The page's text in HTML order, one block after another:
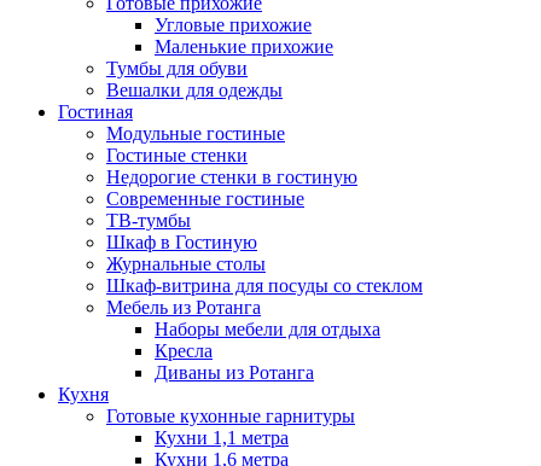
Угловые прихожие
Маленькие прихожие
Тумбы для обуви
Вешалки для одежды
Гостиная
Модульные гостиные
Гостиные стенки
Недорогие стенки в гостиную
Современные гостиные
ТВ-тумбы
Шкаф в Гостиную
Журнальные столы
Шкаф-витрина для посуды со стеклом
Мебель из Ротанга
Наборы мебели для отдыха
Кресла
Диваны из Ротанга
Кухня
Готовые кухонные гарнитуры
Кухни 1,1 метра
Кухни 1,6 метра